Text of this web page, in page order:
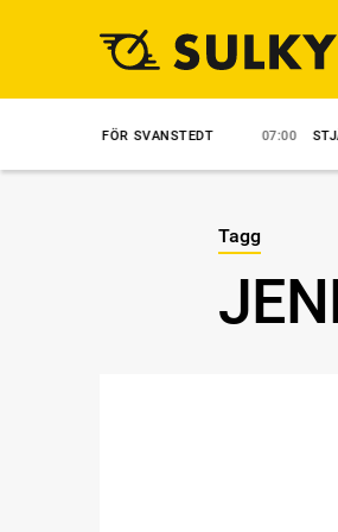
FÖR SVANSTEDT 07:00
Tagg